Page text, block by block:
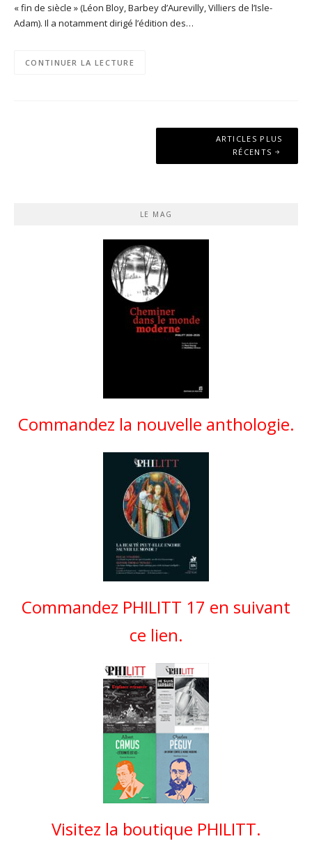
« fin de siècle » (Léon Bloy, Barbey d’Aurevilly, Villiers de l’Isle-
Adam). Il a notamment dirigé l’édition des…
CONTINUER LA LECTURE
ARTICLES PLUS
RÉCENTS
LE MAG
Commandez la nouvelle anthologie.
Commandez PHILITT 17 en suivant
ce lien.
Visitez la boutique PHILITT.